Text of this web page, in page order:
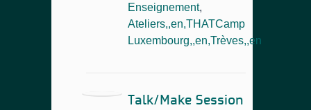
Enseignement,
Ateliers,,en,THATCamp
Luxembourg,,en,Trèves,,en
Talk/Make Session